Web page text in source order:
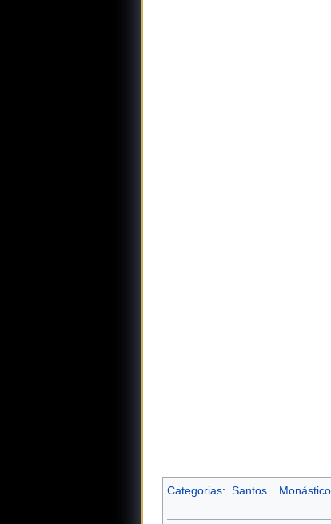
Categorias: Santos